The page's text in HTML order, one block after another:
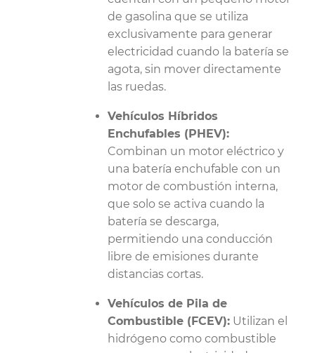
de gasolina que se utiliza
exclusivamente para generar
electricidad cuando la batería se
agota, sin mover directamente
las ruedas.
Vehículos Híbridos
Enchufables (PHEV):
Combinan un motor eléctrico y
una batería enchufable con un
motor de combustión interna,
que solo se activa cuando la
batería se descarga,
permitiendo una conducción
libre de emisiones durante
distancias cortas.
Vehículos de Pila de
Combustible (FCEV): Utilizan el
hidrógeno como combustible